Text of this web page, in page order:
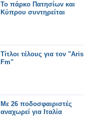
Το πάρκο Πατησίων και
Κύπρου συντηρείται
Tίτλοι τέλους για τον "Aris
Fm"
Με 26 ποδοσφαιριστές
αναχωρεί για Ιταλία